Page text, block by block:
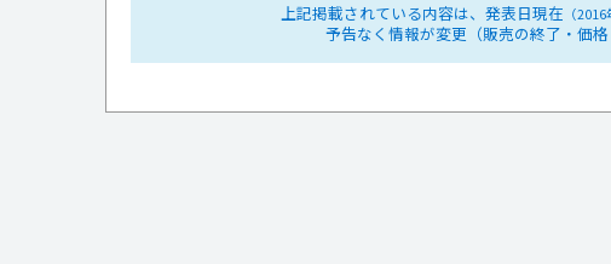
上記掲載されている内容は、発表日現在 （
予告なく情報が変更（販売の終了・価